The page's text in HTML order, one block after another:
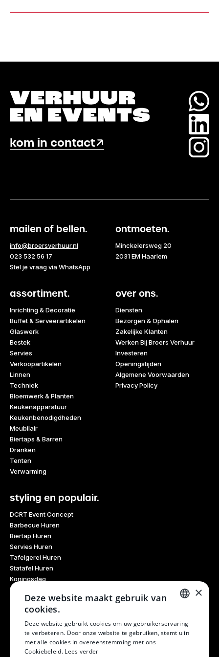
top
kom in contact
mailen of bellen.
info@broersverhuur.nl
023 532 56 17
Stel je vraag via WhatsApp
ontmoeten.
Minckelersweg 20
2031 EM Haarlem
assortiment.
Inrichting & Decoratie
Buffet & Serveerartikelen
Glaswerk
Bestek
Servies
Verkoopartikelen
Linnen
Techniek
Bloemwerk & Planten
Keukenapparatuur
Keukenbenodigdheden
Meubilair
Biertaps & Barren
Dranken
Tenten
Verwarming
over ons.
Diensten
Bezorgen & Ophalen
Zakelijke Klanten
Werken Bij Broers Verhuur
Investeren
Openingstijden
Algemene Voorwaarden
Privacy Policy
styling en populair.
DCRT Event Concept
Barbecue Huren
Biertap Huren
Servies Huren
Tafelgerei Huren
Statafel Huren
Koningsdag
Glaswerk Huren
Feestdagen
Haarlem Culinair
Evenementen Verhuur
Burendag
Oktoberfest
Bruiloft
DUTCH
×
Deze website maakt gebruik van
cookies.
Deze website gebruikt cookies om uw gebruikerservaring
te verbeteren. Door onze website te gebruiken, stemt u in
met alle cookies in overeenstemming met ons
Cookiebeleid. Lees verder